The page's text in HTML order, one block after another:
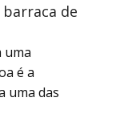
de
uma
é a
uma das